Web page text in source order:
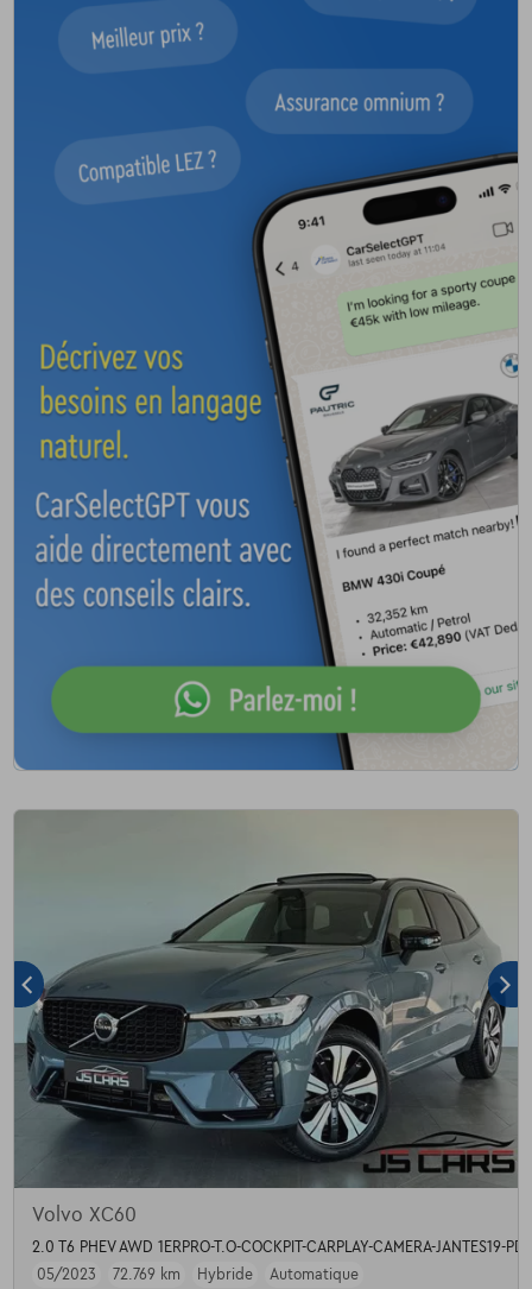
Volvo XC60
2.0 T6 PHEV AWD 1ERPRO-T.O-COCKPIT-CARPLAY-CAMERA-JANTES19-
05/2023
72.769 km Hybride
Automatique